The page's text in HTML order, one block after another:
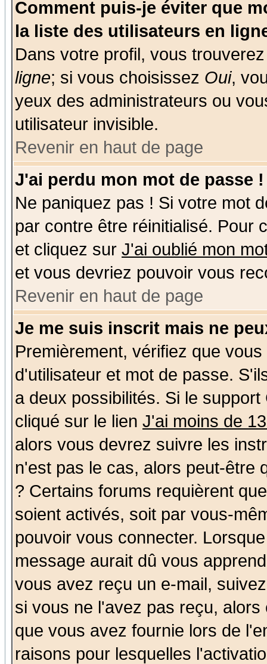
Comment puis-je éviter que
la liste des utilisateurs en
Dans votre profil, vous
ligne; si vous choisissez Oui,
yeux des administrateurs ou
utilisateur invisible.
Revenir en haut de page
J'ai perdu mon mot de passe !
Ne paniquez pas ! Si votre mot
par contre être réinitialisé. Pour
et cliquez sur J'ai oublié mon
et vous devriez pouvoir vous
Revenir en haut de page
Je me suis inscrit mais ne
Premièrement, vérifiez que
d'utilisateur et mot de passe.
a deux possibilités. Si le
cliqué sur le lien J'ai moins de
alors vous devrez suivre les
n'est pas le cas, alors peut-être
? Certains forums requièrent
soient activés, soit par vous-
pouvoir vous connecter.
message aurait dû vous
vous avez reçu un e-mail,
si vous ne l'avez pas reçu,
que vous avez fournie lors de
raisons pour lesquelles